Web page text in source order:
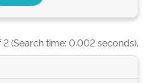
2 (Search time: 0.002 seconds).